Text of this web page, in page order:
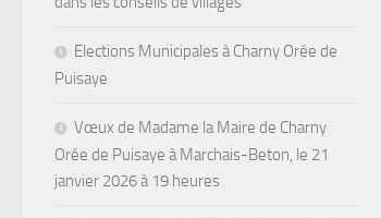
Elections Municipales à Charny Orée de
Puisaye
Vœux de Madame la Maire de Charny
Orée de Puisaye à Marchais-Beton, le 21
janvier 2026 à 19 heures